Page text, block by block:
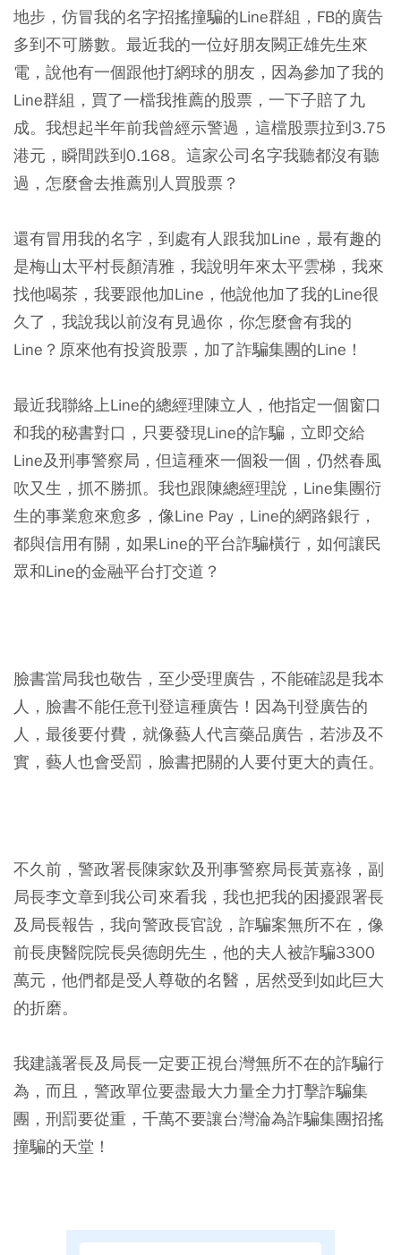
地步，仿冒我的名字招搖撞騙的Line群組，FB的廣告
多到不可勝數。最近我的一位好朋友闕正雄先生來
電，說他有一個跟他打網球的朋友，因為參加了我的
Line群組，買了一檔我推薦的股票，一下子賠了九
成。我想起半年前我曾經示警過，這檔股票拉到3.75
港元，瞬間跌到0.168。這家公司名字我聽都沒有聽
過，怎麼會去推薦別人買股票？
還有冒用我的名字，到處有人跟我加Line，最有趣的
是梅山太平村長顏清雅，我說明年來太平雲梯，我來
找他喝茶，我要跟他加Line，他說他加了我的Line很
久了，我說我以前沒有見過你，你怎麼會有我的
Line？原來他有投資股票，加了詐騙集團的Line！
最近我聯絡上Line的總經理陳立人，他指定一個窗口
和我的秘書對口，只要發現Line的詐騙，立即交給
Line及刑事警察局，但這種來一個殺一個，仍然春風
吹又生，抓不勝抓。我也跟陳總經理說，Line集團衍
生的事業愈來愈多，像Line Pay，Line的網路銀行，
都與信用有關，如果Line的平台詐騙橫行，如何讓民
眾和Line的金融平台打交道？
臉書當局我也敬告，至少受理廣告，不能確認是我本
人，臉書不能任意刊登這種廣告！因為刊登廣告的
人，最後要付費，就像藝人代言藥品廣告，若涉及不
實，藝人也會受罰，臉書把關的人要付更大的責任。
不久前，警政署長陳家欽及刑事警察局長黃嘉祿，副
局長李文章到我公司來看我，我也把我的困擾跟署長
及局長報告，我向警政長官說，詐騙案無所不在，像
前長庚醫院院長吳德朗先生，他的夫人被詐騙3300
萬元，他們都是受人尊敬的名醫，居然受到如此巨大
的折磨。
我建議署長及局長一定要正視台灣無所不在的詐騙行
為，而且，警政單位要盡最大力量全力打擊詐騙集
團，刑罰要從重，千萬不要讓台灣淪為詐騙集團招搖
撞騙的天堂！